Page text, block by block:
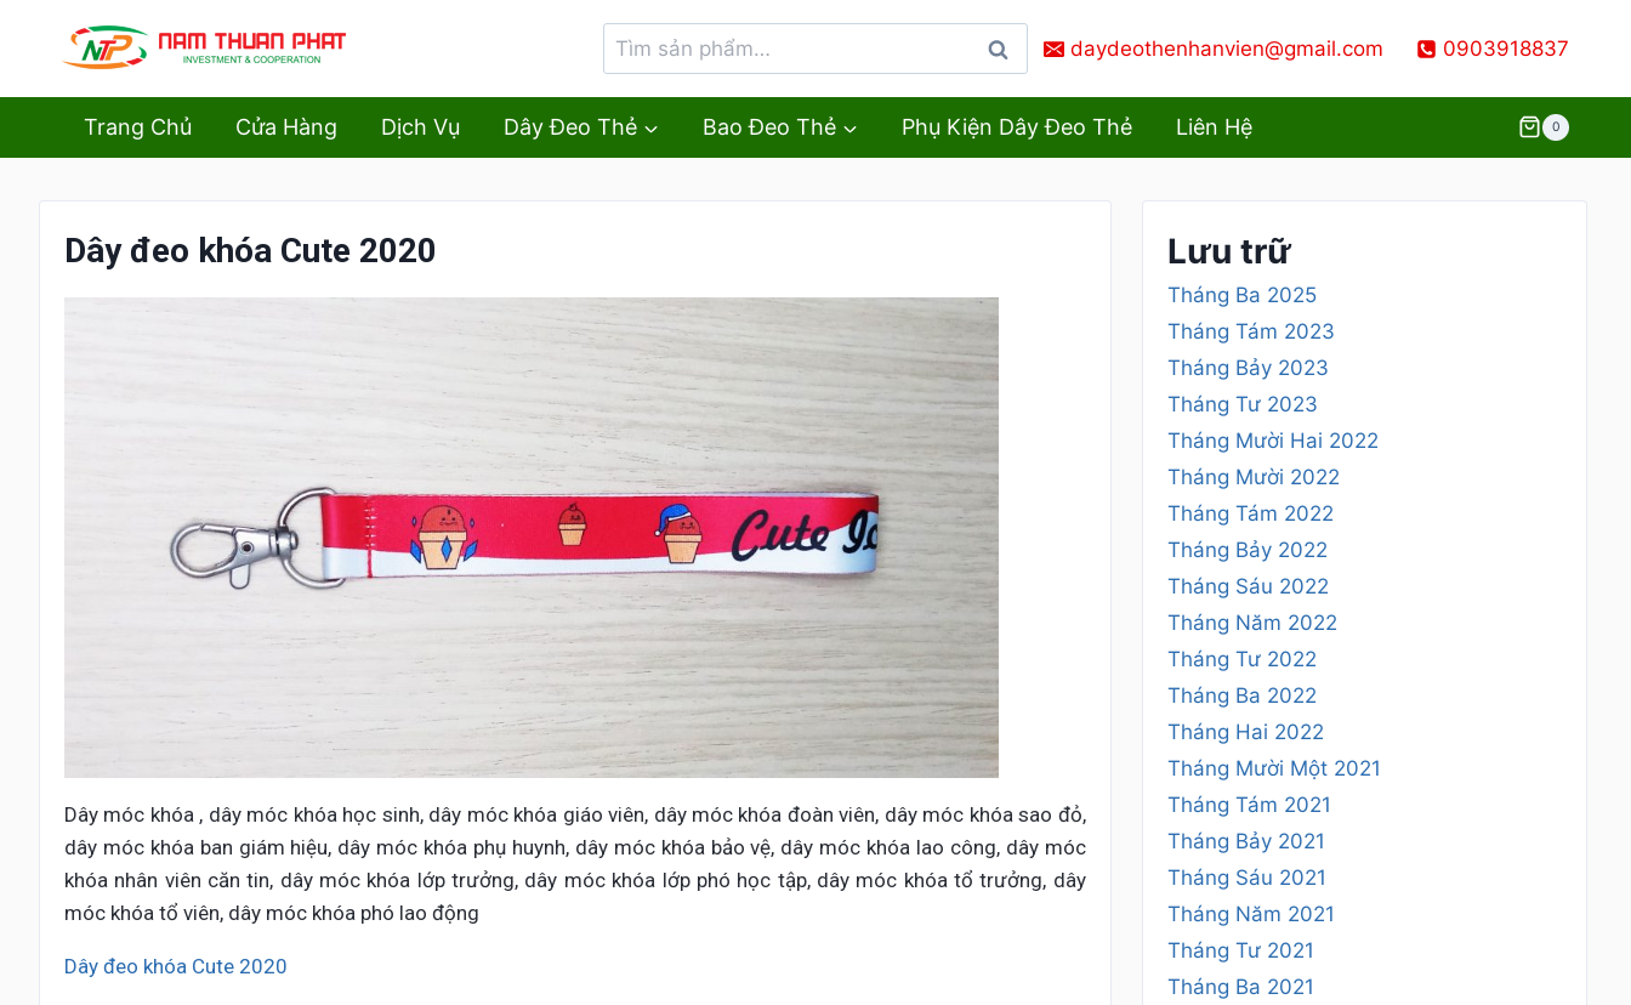
Tìm
kiếm
daydeothenhanvien@gmail.com 0903918837
Trang Chủ Cửa Hàng Dịch Vụ Dây Đeo Thẻ Bao Đeo Thẻ Phụ Kiện Dây Đeo Thẻ Liên Hệ 0
Dây đeo khóa Cute 2020
Dây móc khóa , dây móc khóa học sinh, dây móc khóa giáo viên, dây móc khóa đoàn viên, dây móc khóa sao đỏ,
dây móc khóa ban giám hiệu, dây móc khóa phụ huynh, dây móc khóa bảo vệ, dây móc khóa lao công, dây móc
khóa nhân viên căn tin, dây móc khóa lớp trưởng, dây móc khóa lớp phó học tập, dây móc khóa tổ trưởng, dây
móc khóa tổ viên, dây móc khóa phó lao động
Dây đeo khóa Cute 2020
Lưu trữ
Tháng Ba 2025
Tháng Tám 2023
Tháng Bảy 2023
Tháng Tư 2023
Tháng Mười Hai 2022
Tháng Mười 2022
Tháng Tám 2022
Tháng Bảy 2022
Tháng Sáu 2022
Tháng Năm 2022
Tháng Tư 2022
Tháng Ba 2022
Tháng Hai 2022
Tháng Mười Một 2021
Tháng Tám 2021
Tháng Bảy 2021
Tháng Sáu 2021
Tháng Năm 2021
Tháng Tư 2021
Tháng Ba 2021